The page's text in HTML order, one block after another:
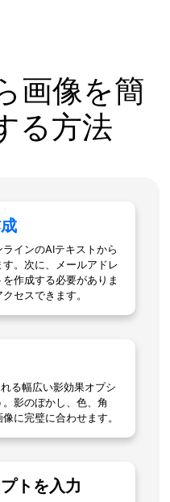
画像を簡
る方法
インのAIテキストから
。次に、メールアドレ
作成する必要がありま
セスできます。
る幅広い影効果オプシ
影のぼかし、色、角
に完璧に合わせます。
トを入力